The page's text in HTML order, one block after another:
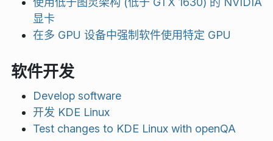
显卡
在多 GPU 设备中强制软件使用特定 GPU
软件开发
Develop software
开发 KDE Linux
Test changes to KDE Linux with openQA